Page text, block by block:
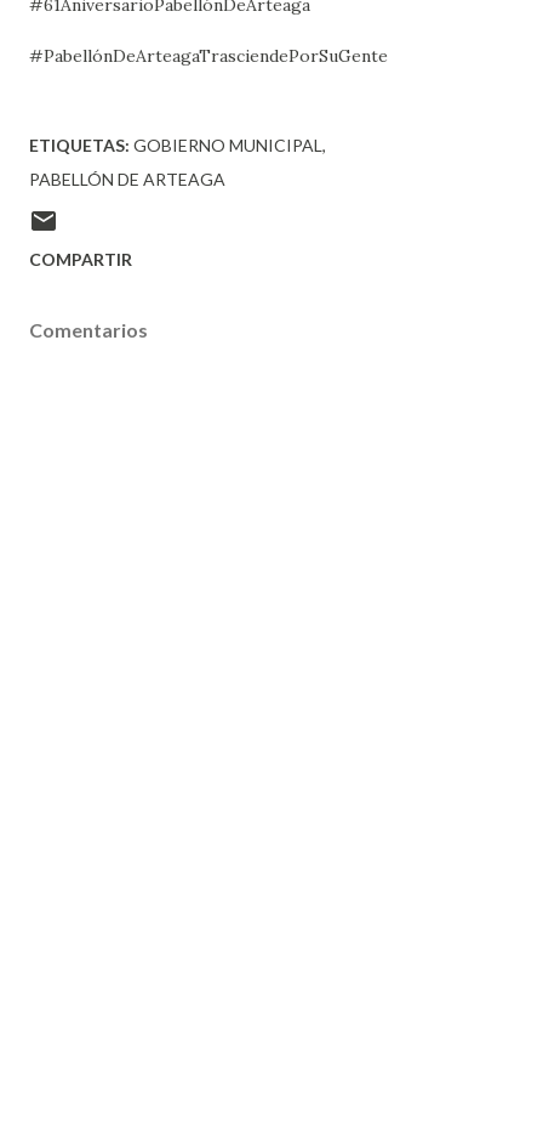
#61AniversarioPabellónDeArteaga
#PabellónDeArteagaTrasciendePorSuGente
ETIQUETAS: GOBIERNO MUNICIPAL
PABELLÓN DE ARTEAGA
COMPARTIR
Comentarios